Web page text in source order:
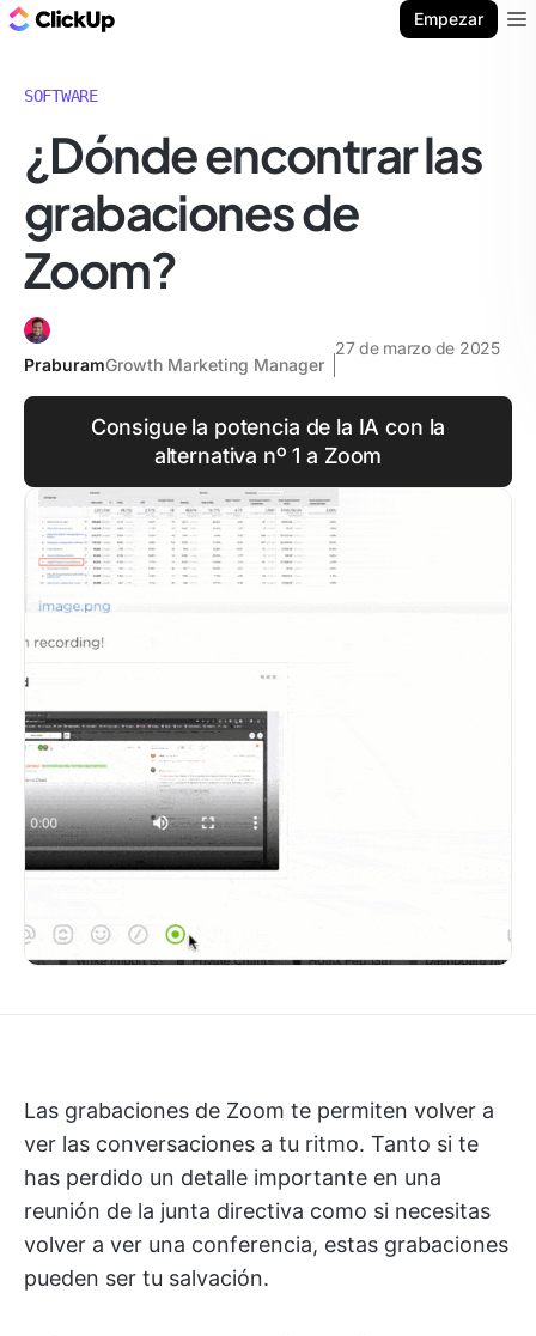
Empezar
SOFTWARE
¿Dónde encontrar las
grabaciones de
Zoom?
PraburamGrowth Marketing Manager
27 de marzo de 2025
Consigue la potencia de la IA con la
alternativa nº 1 a Zoom
Las grabaciones de Zoom te permiten volver a
ver las conversaciones a tu ritmo. Tanto si te
has perdido un detalle importante en una
reunión de la junta directiva como si necesitas
volver a ver una conferencia, estas grabaciones
pueden ser tu salvación.